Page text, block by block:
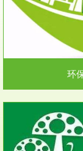
环
排污许可申报咨
人民